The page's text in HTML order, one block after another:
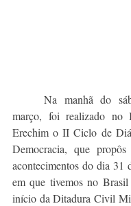
	Na manhã do sábado, dia 25 de
março, foi realizado
Erechim o II Ciclo de
Democracia, que
acontecimentos do dia 31
em que tivemos no
início da Ditadura Civil